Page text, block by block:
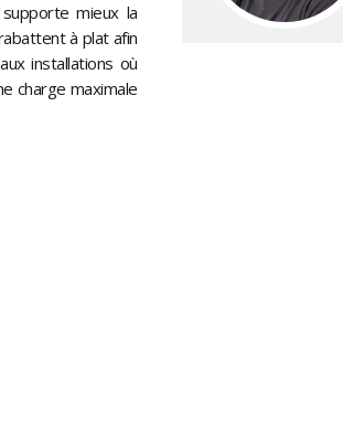
mieux la
à plat afin
installations où
charge maximale